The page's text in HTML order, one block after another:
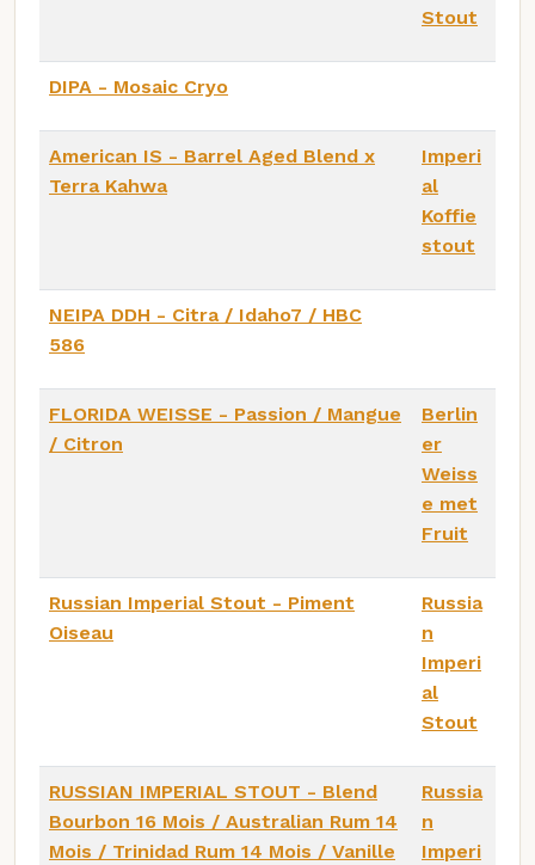
Stout
DIPA - Mosaic Cryo
American IS - Barrel Aged Blend x
Terra Kahwa
Imperi
al
Koffie
stout
NEIPA DDH - Citra / Idaho7 / HBC
586
FLORIDA WEISSE - Passion / Mangue
/ Citron
Berlin
er
Weiss
e met
Fruit
Russian Imperial Stout - Piment
Oiseau
Russia
n
Imperi
al
Stout
RUSSIAN IMPERIAL STOUT - Blend
Bourbon 16 Mois / Australian Rum 14
Mois / Trinidad Rum 14 Mois / Vanille
Russia
n
Imperi